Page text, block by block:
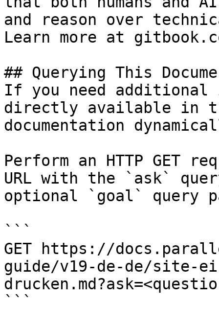
and reason over
Learn more at
## Querying This
If you need
directly available in
documentation
Perform an HTTP GET
URL with the `ask`
optional `goal` query
```
GET https://
guide/v19-de-de/site-
```